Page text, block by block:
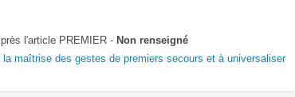
l'article PREMIER - Non renseigné
maîtrise des gestes de premiers secours et à universaliser